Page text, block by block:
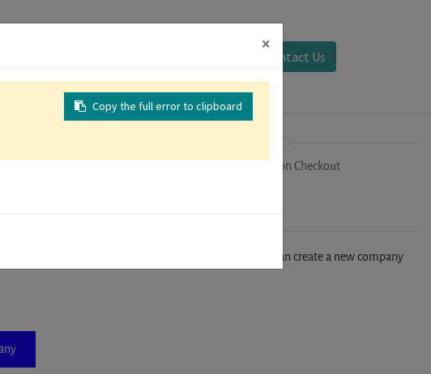
Contact Us
Registration Checkout
If you don't find your company in our database, you can create a new company
×
Copy the full error to clipboard